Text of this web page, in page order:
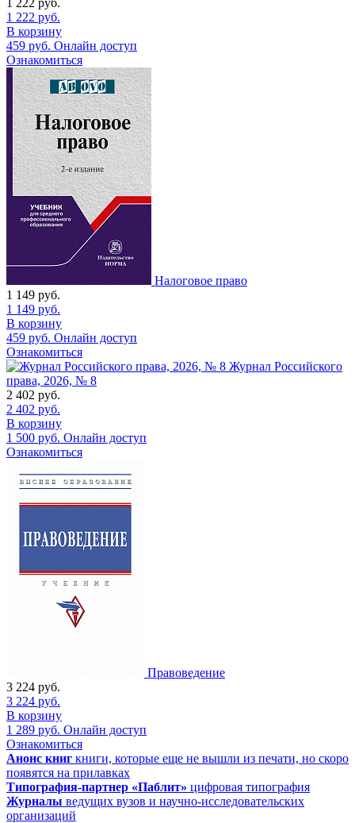
1 222 руб.
В корзину
459 руб. Онлайн доступ
Ознакомиться
Налоговое право
1 149 руб.
1 149 руб.
В корзину
459 руб. Онлайн доступ
Ознакомиться
Журнал Российского
права, 2026, № 8
2 402 руб.
2 402 руб.
В корзину
1 500 руб. Онлайн доступ
Ознакомиться
Правоведение
3 224 руб.
3 224 руб.
В корзину
1 289 руб. Онлайн доступ
Ознакомиться
Анонс книг книги, которые еще не вышли из печати, но скоро
появятся на прилавках
Типография-партнер «Паблит» цифровая типография
Журналы ведущих вузов и научно-исследовательских
организаций